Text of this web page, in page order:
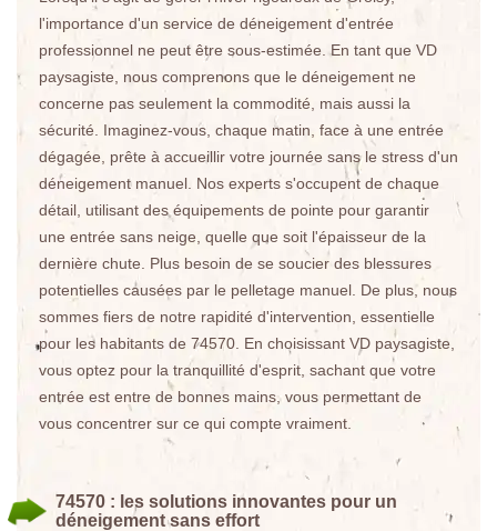
l'importance d'un service de déneigement d'entrée
professionnel ne peut être sous-estimée. En tant que VD
paysagiste, nous comprenons que le déneigement ne
concerne pas seulement la commodité, mais aussi la
sécurité. Imaginez-vous, chaque matin, face à une entrée
dégagée, prête à accueillir votre journée sans le stress d'un
déneigement manuel. Nos experts s'occupent de chaque
détail, utilisant des équipements de pointe pour garantir
une entrée sans neige, quelle que soit l'épaisseur de la
dernière chute. Plus besoin de se soucier des blessures
potentielles causées par le pelletage manuel. De plus, nous
sommes fiers de notre rapidité d'intervention, essentielle
pour les habitants de 74570. En choisissant VD paysagiste,
vous optez pour la tranquillité d'esprit, sachant que votre
entrée est entre de bonnes mains, vous permettant de
vous concentrer sur ce qui compte vraiment.
74570 : les solutions innovantes pour un
déneigement sans effort